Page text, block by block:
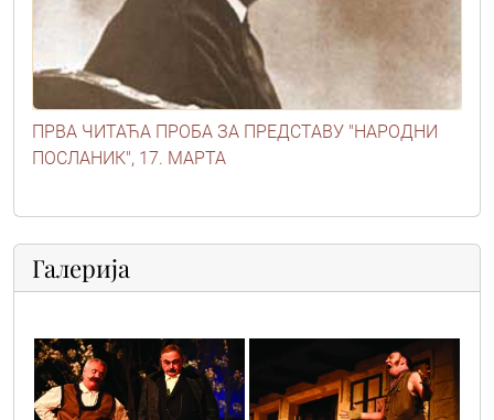
ПРВА ЧИТАЋА ПРОБА ЗА ПРЕДСТАВУ "НАРОДНИ
ПОСЛАНИК", 17. МАРТА
Галерија
img_5232 img_5756